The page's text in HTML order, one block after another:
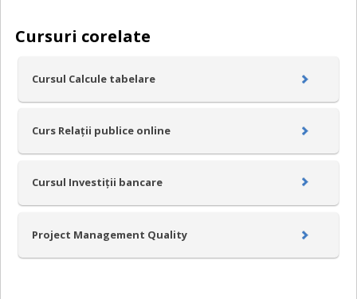
Cursuri corelate
Cursul Calcule tabelare
Curs Relații publice online
Cursul Investiții bancare
Project Management Quality